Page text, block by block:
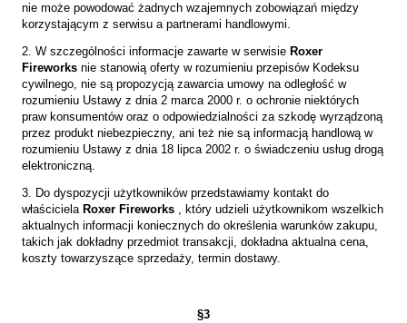
nie może powodować żadnych wzajemnych zobowiązań między
korzystającym z serwisu a partnerami handlowymi.
2. W szczególności informacje zawarte w serwisie Roxer
Fireworks nie stanowią oferty w rozumieniu przepisów Kodeksu
cywilnego, nie są propozycją zawarcia umowy na odległość w
rozumieniu Ustawy z dnia 2 marca 2000 r. o ochronie niektórych
praw konsumentów oraz o odpowiedzialności za szkodę wyrządzoną
przez produkt niebezpieczny, ani też nie są informacją handlową w
rozumieniu Ustawy z dnia 18 lipca 2002 r. o świadczeniu usług drogą
elektroniczną.
3. Do dyspozycji użytkowników przedstawiamy kontakt do
właściciela Roxer Fireworks , który udzieli użytkownikom wszelkich
aktualnych informacji koniecznych do określenia warunków zakupu,
takich jak dokładny przedmiot transakcji, dokładna aktualna cena,
koszty towarzyszące sprzedaży, termin dostawy.
§3